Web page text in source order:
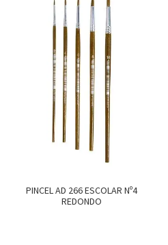
$62.
$53.
PINCEL AD 266 ESCOLAR Nº4
REDONDO